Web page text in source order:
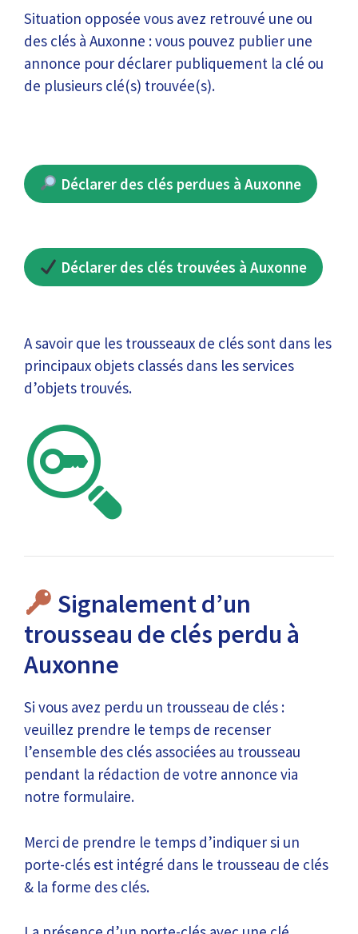
Situation opposée vous avez retrouvé une ou
des clés à Auxonne : vous pouvez publier une
annonce pour déclarer publiquement la clé ou
de plusieurs clé(s) trouvée(s).
Déclarer des clés perdues à Auxonne
Déclarer des clés trouvées à Auxonne
A savoir que les trousseaux de clés sont dans les
principaux objets classés dans les services
d’objets trouvés.
Signalement d’un
trousseau de clés perdu à
Auxonne
Si vous avez perdu un trousseau de clés :
veuillez prendre le temps de recenser
l’ensemble des clés associées au trousseau
pendant la rédaction de votre annonce via
notre formulaire.
Merci de prendre le temps d’indiquer si un
porte-clés est intégré dans le trousseau de clés
& la forme des clés.